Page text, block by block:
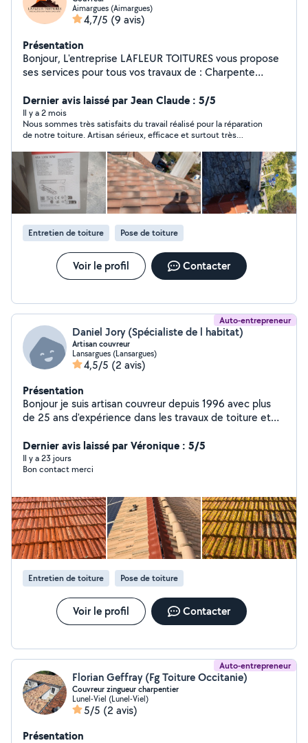
Aimargues (Aimargues)
4,7/5 (9 avis)
Présentation
Bonjour, L'entreprise LAFLEUR TOITURES vous propose
ses services pour tous vos travaux de : Charpente
remplacement de gouttières Réfection de solins
Construction et rénovation de toitures Déplacement et
devis gratuits. Travaux réalisés avec soin et couverts par
une garantie décennale.
Dernier avis laissé par Jean Claude : 5/5
Il y a 2 mois
Nous sommes très satisfaits du travail réalisé pour la réparation
de notre toiture. Artisan sérieux, efficace et surtout très
problème de toiture. Nous avions demandé plusieurs devis et
c’est le sien qui nous a le plus convaincus, aussi bien par le
professionnalisme que par le rapport qualité-prix, tout à fait
correct. Le fait qu’il dispose de la garantie décennale nous a
également mis en confiance. Travail soigné, délais respectés et
contact agréable du début à la fin. Nous recommandons sans
hésitation.
Entretien de toiture
Pose de toiture
Voir le profil Contacter
Auto-entrepreneur
Daniel Jory (Spécialiste de l habitat)
Artisan couvreur
Lansargues (Lansargues)
4,5/5 (2 avis)
Présentation
Bonjour je suis artisan couvreur depuis 1996 avec plus
de 25 ans d'expérience dans les travaux de toiture et
vous propose un travail sérieux, soigne et garantie 10
ans. Mes services travaux de couverture et rénovation
de toiture. Recherche et réparation de fuite. Nettoyage
professionnel. Nettoyage de façade et remise en état.
Ravalement extérieur, peinture de façade. Entretien
rénovation des boiseries extérieur. Étanchéité
traitement hydrofuge. Pourquoi me choisir plus de 25
ans d'expérience. Devis gratuits et intervention rapide.
Travail, soigner et matériaux de qualité. Travaux garanti
10 ans. N'hésitez pas à me contacter, je me ferai un
plaisir de vous conseiller et de vous proposer la
meilleure solution pour votre habitation.
Dernier avis laissé par Véronique : 5/5
Il y a 23 jours
Bon contact merci
Entretien de toiture Pose de toiture
Voir le profil Contacter
Auto-entrepreneur
Florian Geffray (Fg Toiture Occitanie)
Couvreur zingueur charpentier
Lunel-Viel (Lunel-Viel)
5/5 (2 avis)
Présentation